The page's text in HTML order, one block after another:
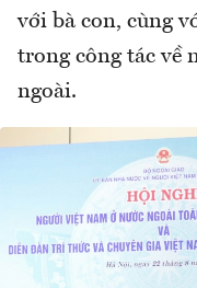
với bà con, cùng
trong công tác về
ngoài.